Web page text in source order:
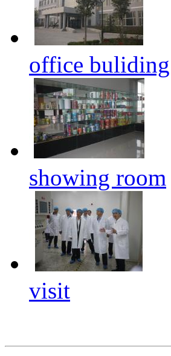
office buliding
showing room
visit